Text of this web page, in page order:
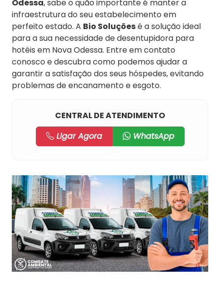
Odessa, sabe o quão importante é manter a
infraestrutura do seu estabelecimento em
perfeito estado. A Bio Soluçõesé a solução ideal
para a sua necessidade de desentupidora para
hotéis em Nova Odessa. Entre em contato
conosco e descubra como podemos ajudar a
garantir a satisfação dos seus hóspedes, evitando
problemas de encanamento e esgoto.
CENTRAL DE ATENDIMENTO
Ligar Agora
WhatsApp